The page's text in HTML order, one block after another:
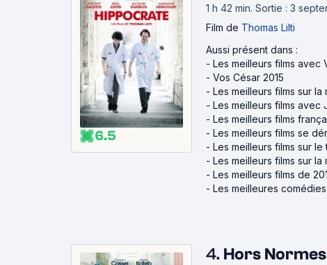
6.5
1 h 42 min. Sortie : 3
Film de Thomas Lilti
Aussi présent dans :
- Les meilleurs films avec
- Vos César 2015
- Les meilleurs films sur la
- Les meilleurs films avec
- Les meilleurs films
- Les meilleurs films se
- Les meilleurs films sur le
- Les meilleurs films sur la
- Les meilleurs films de
- Les meilleures
4. Hors